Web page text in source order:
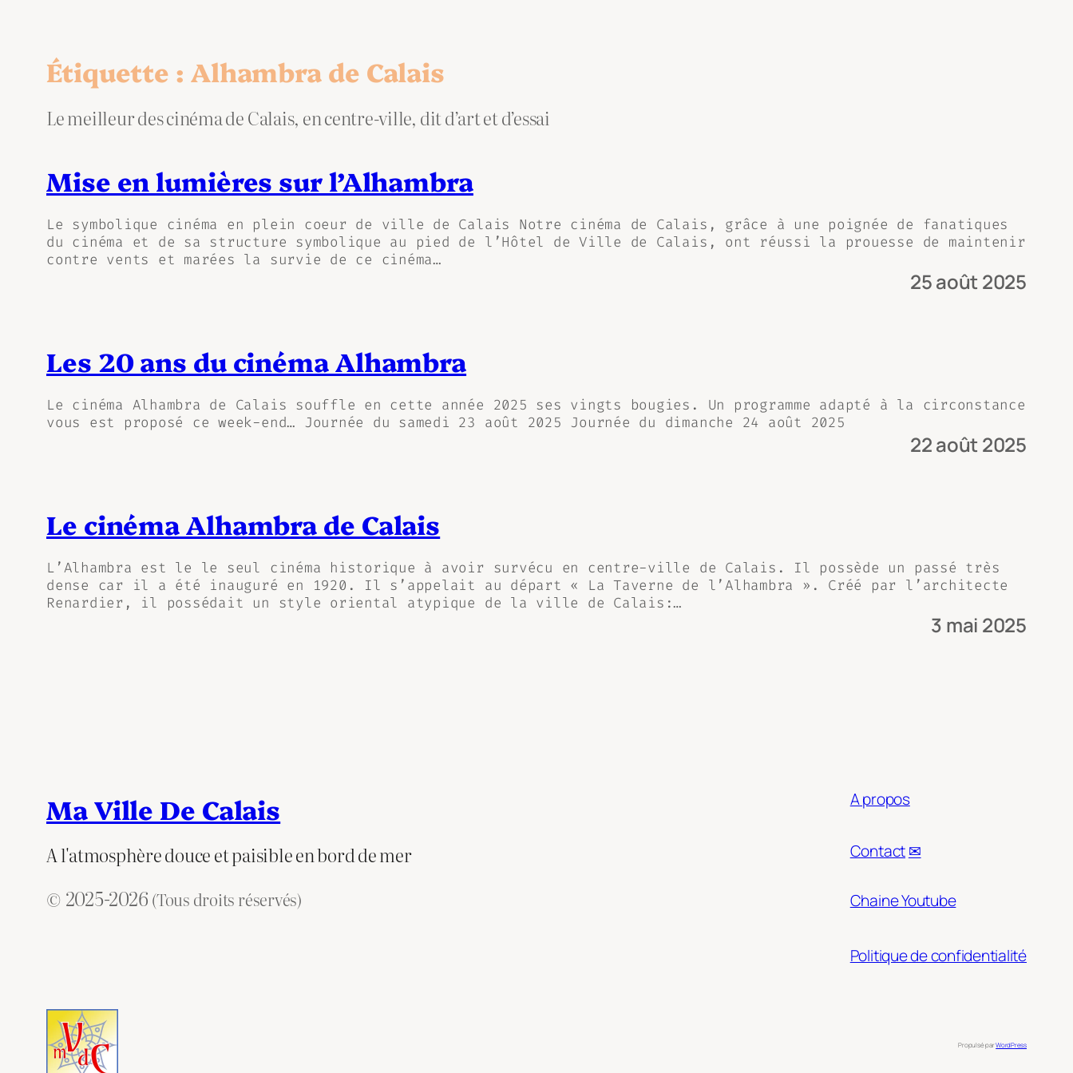
Étiquette : Alhambra de Calais
Le meilleur des cinéma de Calais, en centre-ville, dit d’art et d’essai
Mise en lumières sur l’Alhambra
Le symbolique cinéma en plein coeur de ville de Calais Notre cinéma de Calais, grâce à une poignée de fanatiques
du cinéma et de sa structure symbolique au pied de l’Hôtel de Ville de Calais, ont réussi la prouesse de maintenir
contre vents et marées la survie de ce cinéma…
25 août 2025
Les 20 ans du cinéma Alhambra
Le cinéma Alhambra de Calais souffle en cette année 2025 ses vingts bougies. Un programme adapté à la circonstance
vous est proposé ce week-end… Journée du samedi 23 août 2025 Journée du dimanche 24 août 2025
22 août 2025
Le cinéma Alhambra de Calais
L’Alhambra est le le seul cinéma historique à avoir survécu en centre-ville de Calais. Il possède un passé très
dense car il a été inauguré en 1920. Il s’appelait au départ « La Taverne de l’Alhambra ». Créé par l’architecte
Renardier, il possédait un style oriental atypique de la ville de Calais:…
3 mai 2025
Ma Ville De Calais
A l'atmosphère douce et paisible en bord de mer
© 2025-2026 (Tous droits réservés)
A propos
Contact✉
Chaine Youtube
Politique de confidentialité
Propulsé parWordPress